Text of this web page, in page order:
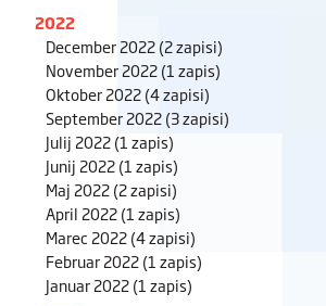
2022
December 2022(2 zapisi)
November 2022(1 zapis)
Oktober 2022(4 zapisi)
September 2022(3 zapisi)
Julij 2022(1 zapis)
Junij 2022(1 zapis)
Maj 2022(2 zapisi)
April 2022(1 zapis)
Marec 2022(4 zapisi)
Februar 2022(1 zapis)
Januar 2022(1 zapis)